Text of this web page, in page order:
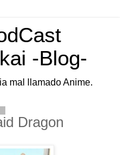
-Blog-
mal llamado Anime.
Dragon